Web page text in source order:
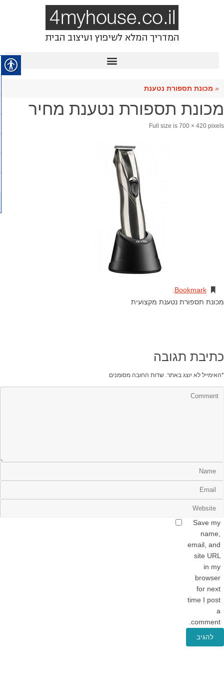
« מכונת תספורת נטענת
מכונת תספורת נטענת מחיר
Full size is 700 × 420 pixels
Bookmark
.
מכונת תספורת נטענת מקצועית
כתיבת תגובה
האימייל לא יוצג באתר. שדות החובה מסומנים *
Save my
name,
email, and
site URL
in my
browser
for next
time I post
a
comment.